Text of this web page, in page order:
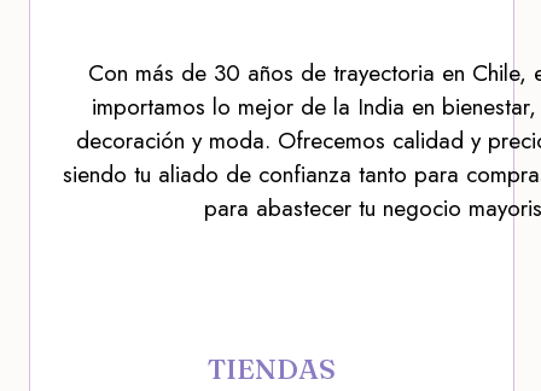
Con más de 30 años de trayectoria en Chile,
importamos lo mejor de la India en
decoración y moda. Ofrecemos calidad y
siendo tu aliado de confianza tanto para
para abastecer tu negocio
TIENDAS